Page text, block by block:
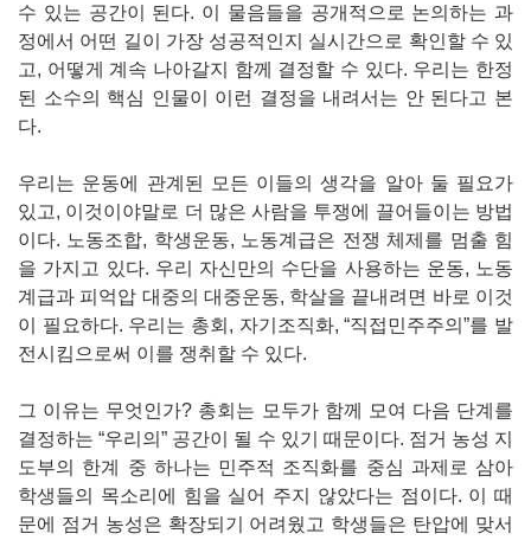
수 있는 공간이 된다. 이 물음들을 공개적으로 논의하는 과
정에서 어떤 길이 가장 성공적인지 실시간으로 확인할 수 있
고, 어떻게 계속 나아갈지 함께 결정할 수 있다. 우리는 한정
된 소수의 핵심 인물이 이런 결정을 내려서는 안 된다고 본
다.
우리는 운동에 관계된 모든 이들의 생각을 알아 둘 필요가
있고, 이것이야말로 더 많은 사람을 투쟁에 끌어들이는 방법
이다. 노동조합, 학생운동, 노동계급은 전쟁 체제를 멈출 힘
을 가지고 있다. 우리 자신만의 수단을 사용하는 운동, 노동
계급과 피억압 대중의 대중운동, 학살을 끝내려면 바로 이것
이 필요하다. 우리는 총회, 자기조직화, “직접민주주의”를 발
전시킴으로써 이를 쟁취할 수 있다.
그 이유는 무엇인가? 총회는 모두가 함께 모여 다음 단계를
결정하는 “우리의” 공간이 될 수 있기 때문이다. 점거 농성 지
도부의 한계 중 하나는 민주적 조직화를 중심 과제로 삼아
학생들의 목소리에 힘을 실어 주지 않았다는 점이다. 이 때
문에 점거 농성은 확장되기 어려웠고 학생들은 탄압에 맞서